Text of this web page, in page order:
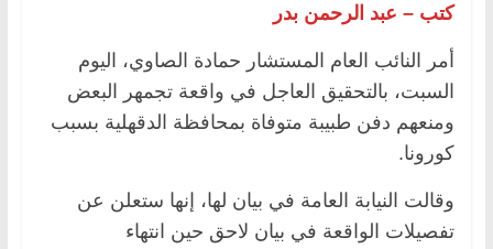
كتب – عبد الرحمن بدر
أمر النائب العام المستشار حمادة الصاوي، اليوم
السبت، بالتحقيق العاجل في واقعة تجمهر البعض
ومنعهم دفن طبيبة متوفاة بمحافظة الدقهلية بسبب
كورونا.
وقالت النيابة العامة في بيان لها، إنها ستعلن عن
تفصيلات الواقعة في بيان لاحق حين انتهاء